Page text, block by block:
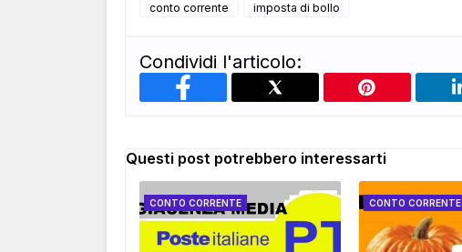
conto corrente imposta di bollo
Condividi l'articolo:
Questi post potrebbero interessarti
CONTO CORRENTE CONTO CORRENTE